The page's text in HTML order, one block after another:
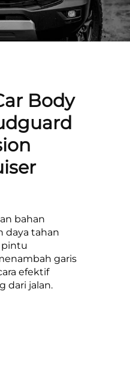
Body
bahan
daya tahan
pintu
garis
efektif
dari jalan.